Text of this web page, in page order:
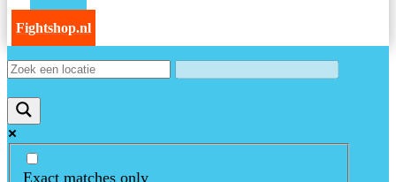
Fightshop.nl
Exact matches only